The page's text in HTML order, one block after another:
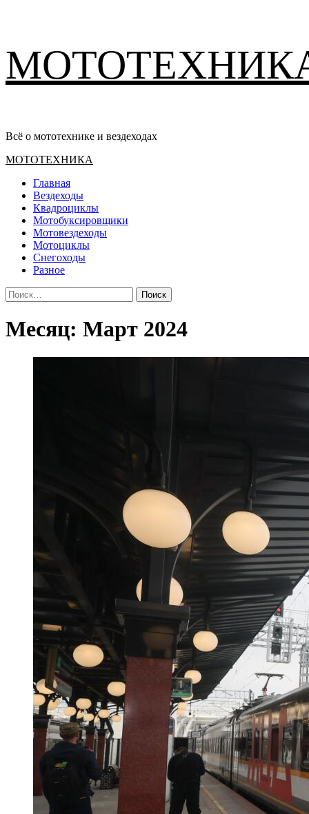
содержимому
Всё о мототехнике и вездеходах
Основное
МОТОТЕХНИКА
Главная
Вездеходы
Квадроциклы
Мотобуксировщики
Мотовездеходы
Мотоциклы
Снегоходы
Разное
Найти:
Месяц: Март 2024